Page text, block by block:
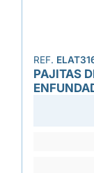
REF.
PAJITAS